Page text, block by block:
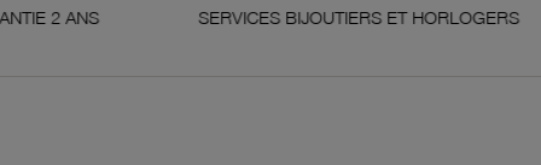
ANS SERVICES BIJOUTIERS ET HORLOGERS